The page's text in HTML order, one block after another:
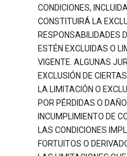
CONDICIONES,
CONSTITUIRÁ LA
RESPONSABILIDADES
ESTÉN EXCLUIDAS O
VIGENTE. ALGUNAS
EXCLUSIÓN DE
LA LIMITACIÓN O
POR PÉRDIDAS O
INCUMPLIMIENTO DE
LAS CONDICIONES
FORTUITOS O